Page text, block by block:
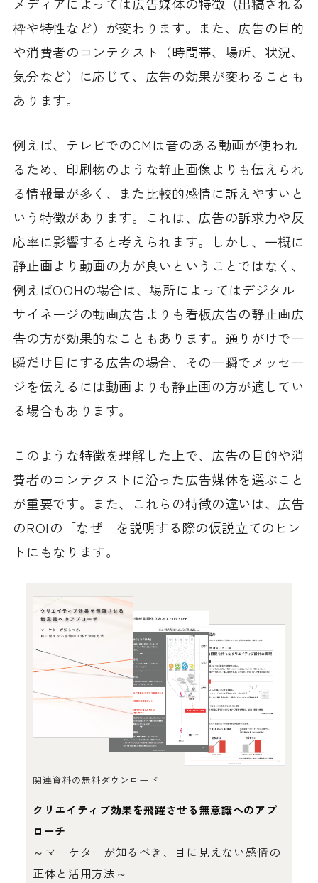
枠や特性など）が変わります。また、広告の目的
や消費者のコンテクスト（時間帯、場所、状況、
気分など）に応じて、広告の効果が変わることも
あります。
例えば、テレビでのCMは音のある動画が使われ
るため、印刷物のような静止画像よりも伝えられ
る情報量が多く、また比較的感情に訴えやすいと
いう特徴があります。これは、広告の訴求力や反
応率に影響すると考えられます。しかし、一概に
静止画より動画の方が良いということではなく、
例えばOOHの場合は、場所によってはデジタル
サイネージの動画広告よりも看板広告の静止画広
告の方が効果的なこともあります。通りがけで一
瞬だけ目にする広告の場合、その一瞬でメッセー
ジを伝えるには動画よりも静止画の方が適してい
る場合もあります。
このような特徴を理解した上で、広告の目的や消
費者のコンテクストに沿った広告媒体を選ぶこと
が重要です。また、これらの特徴の違いは、広告
のROIの「なぜ」を説明する際の仮説立てのヒン
トにもなります。
関連資料の無料ダウンロード
クリエイティブ効果を飛躍させる無意識へのアプ
ローチ
～マーケターが知るべき、目に見えない感情の
正体と活用方法～